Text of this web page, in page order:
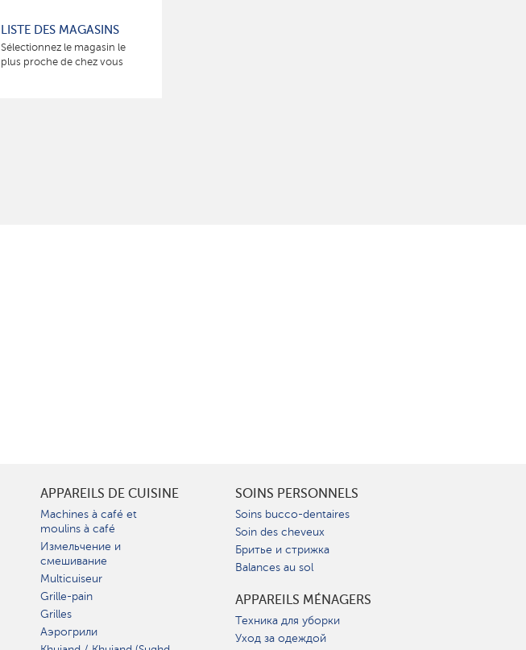
LISTE DES MAGASINS
Sélectionnez le magasin le
plus proche de chez vous
APPAREILS DE CUISINE
Machines à café et
moulins à café
Измельчение и
смешивание
Multicuiseur
Grille-pain
Grilles
Аэрогрили
SOINS PERSONNELS
Soins bucco-dentaires
Soin des cheveux
Бритье и стрижка
Balances au sol
APPAREILS MÉNAGERS
Техника для уборки
Уход за одеждой